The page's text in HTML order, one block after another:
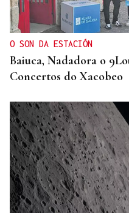
busca conquistar el
O SON DA ESTACIÓN
Baiuca, Nadadora o
Concertos do Xacobeo